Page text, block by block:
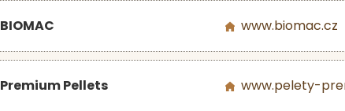
BIOMAC www.biomac.cz
Premium Pellets www.pelety-